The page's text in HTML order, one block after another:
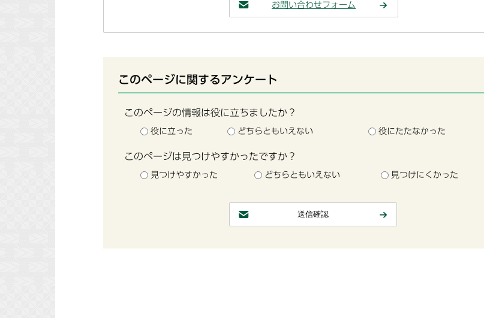
お問い合わせフォーム
このページに関するアンケート
このページの情報は役に立ちましたか？
役に立った どちらともいえない 役にたたなかった
このページは見つけやすかったですか？
見つけやすかった どちらともいえない 見つけにくかった